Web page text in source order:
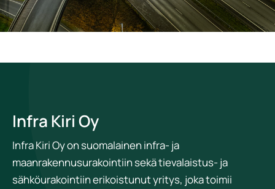
Infra Kiri Oy
​Infra Kiri Oy on suomalainen infra- ja
maanrakennusurakointiin sekä tievalaistus- ja
sähköurakointiin erikoistunut yritys, joka toimii